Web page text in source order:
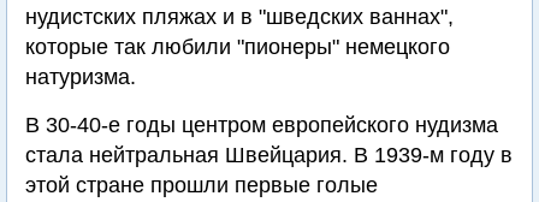
нудистских пляжах и в "шведских ваннах",
которые так любили "пионеры" немецкого
натуризма.
В 30-40-е годы центром европейского нудизма
стала нейтральная Швейцария. В 1939-м году в
этой стране прошли первые голые